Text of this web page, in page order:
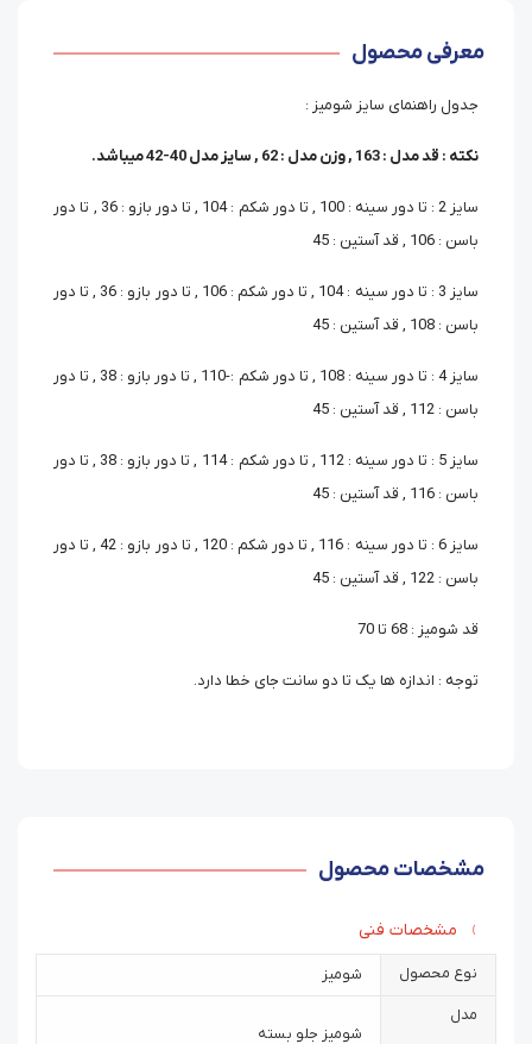
معرفی محصول
جدول راهنمای سایز شومیز :
نکته : قد مدل : 163 , وزن مدل : 62 , سایز مدل 40-42 میباشد.
سایز 2 : تا دور سینه : 100 , تا دور شکم : 104 , تا دور بازو : 36 , تا دور
باسن : 106 , قد آستین : 45
سایز 3 : تا دور سینه : 104 , تا دور شکم : 106 , تا دور بازو : 36 , تا دور
باسن : 108 , قد آستین : 45
سایز 4 : تا دور سینه : 108 , تا دور شکم :-110 , تا دور بازو : 38 , تا دور
باسن : 112 , قد آستین : 45
سایز 5 : تا دور سینه : 112 , تا دور شکم : 114 , تا دور بازو : 38 , تا دور
باسن : 116 , قد آستین : 45
سایز 6 : تا دور سینه : 116 , تا دور شکم : 120 , تا دور بازو : 42 , تا دور
باسن : 122 , قد آستین : 45
قد شومیز : 68 تا 70
توجه : اندازه ها یک تا دو سانت جای خطا دارد.
مشخصات محصول
مشخصات فنی
نوع محصول شومیز
مدل
شومیز جلو بسته